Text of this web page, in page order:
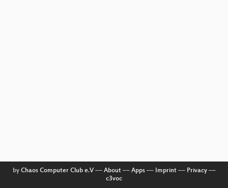
by Chaos Computer Club e.V–– About–– Apps–– Imprint–– Privacy––
c3voc